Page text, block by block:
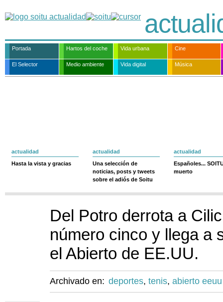
Portada Hartos del coche Vida urbana Cine
El Selector Medio ambiente Vida digital Música
actualidad
Hasta la vista y gracias
actualidad
Una selección de
noticias, posts y tweets
sobre el adiós de Soitu
actualidad
Españoles...
muerto
Del Potro derrota a
número cinco y llega a
el Abierto de EE.UU.
Archivado en: deportes, tenis, abierto eeuu